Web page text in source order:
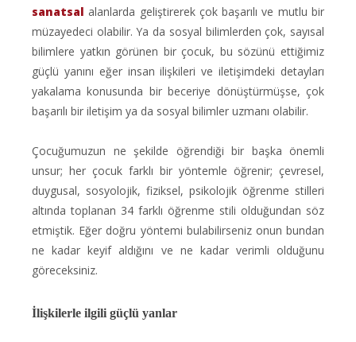
sanatsal alanlarda geliştirerek çok başarılı ve mutlu bir
müzayedeci olabilir. Ya da sosyal bilimlerden çok, sayısal
bilimlere yatkın görünen bir çocuk, bu sözünü ettiğimiz
güçlü yanını eğer insan ilişkileri ve iletişimdeki detayları
yakalama konusunda bir beceriye dönüştürmüşse, çok
başarılı bir iletişim ya da sosyal bilimler uzmanı olabilir.
Çocuğumuzun ne şekilde öğrendiği bir başka önemli
unsur; her çocuk farklı bir yöntemle öğrenir; çevresel,
duygusal, sosyolojik, fiziksel, psikolojik öğrenme stilleri
altında toplanan 34 farklı öğrenme stili olduğundan söz
etmiştik. Eğer doğru yöntemi bulabilirseniz onun bundan
ne kadar keyif aldığını ve ne kadar verimli olduğunu
göreceksiniz.
İlişkilerle ilgili güçlü yanlar